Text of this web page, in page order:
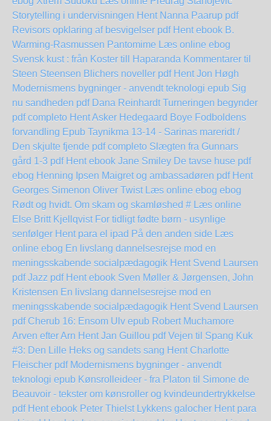
Storytelling i undervisningen Hent Nanna Paarup pdf
Revisors opklaring af besvigelser pdf Hent ebook B.
Warming-Rasmussen Pantomime Læs online ebog
Svensk kust : från Koster till Haparanda Kommentarer til
Steen Steensen Blichers noveller pdf Hent Jon Høgh
Modernismens bygninger - anvendt teknologi epub Sig
nu sandheden pdf Dana Reinhardt Turneringen begynder
pdf completo Hent Asker Hedegaard Boye Fodboldens
forvandling Epub Taynikma 13-14 - Sarinas mareridt /
Den skjulte fjende pdf completo Slægten fra Gunnars
gård 1-3 pdf Hent ebook Jane Smiley De tavse huse pdf
ebog Henning Ipsen Maigret og ambassadøren pdf Hent
Georges Simenon Oliver Twist Læs online ebog ebog
Rødt og hvidt. Om skam og skamløshed # Læs online
Else Britt Kjellqvist For tidligt fødte børn - usynlige
senfølger Hent para el ipad På den anden side Læs
online ebog En livslang dannelsesrejse mod en
meningsskabende socialpædagogik Hent Svend Laursen
pdf Jazz pdf Hent ebook Sven Møller & Jørgensen, John
Kristensen En livslang dannelsesrejse mod en
meningsskabende socialpædagogik Hent Svend Laursen
pdf Cherub 16: Ensom Ulv epub Robert Muchamore
Arven efter Arn Hent Jan Guillou pdf Vejen til Spang Kuk
#3: Den Lille Heks og sandets sang Hent Charlotte
Fleischer pdf Modernismens bygninger - anvendt
teknologi epub Kønsrolleideer - fra Platon til Simone de
Beauvoir - tekster om kønsroller og kvindeundertrykkelse
pdf Hent ebook Peter Thielst Lykkens galocher Hent para